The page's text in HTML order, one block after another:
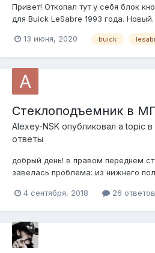
Привет! Откопал тут у себя блок
для Buick LeSabre 1993 года.
на туеву хучу GM авто того
руб...
13 июня, 2020 buick
Стеклоподъемник в
Alexey-NSK опубликовал a topic в
ответы
добрый день! в правом переднем
завелась проблема: из нижнего
на 1/2 маршрута наверху оно таки
91 г/в. Внутри пром...
4 сентября, 2018 26 ответов